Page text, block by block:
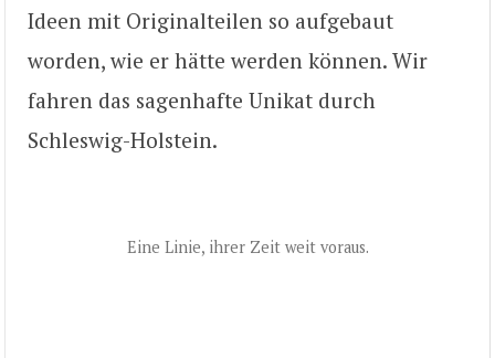
Ideen mit Originalteilen so aufgebaut
worden, wie er hätte werden können. Wir
fahren das sagenhafte Unikat durch
Schleswig-Holstein.
Eine Linie, ihrer Zeit weit voraus.